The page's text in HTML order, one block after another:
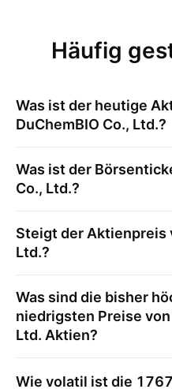
Häufig
Was ist der heutige
DuChemBIO Co., Ltd.?
Was ist der
Co., Ltd.?
Steigt der Aktienpreis
Ltd.?
Was sind die bisher
niedrigsten Preise von
Ltd. Aktien?
Wie volatil ist die